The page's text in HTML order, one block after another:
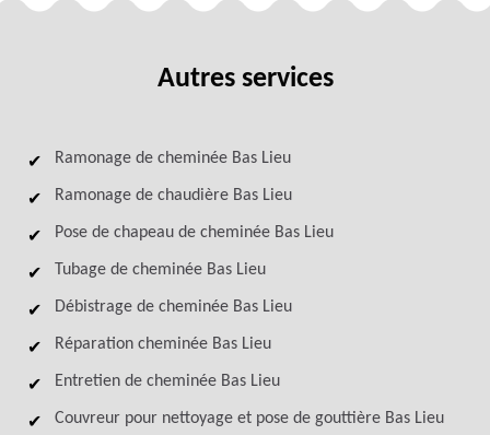
Autres services
Ramonage de cheminée Bas Lieu
Ramonage de chaudière Bas Lieu
Pose de chapeau de cheminée Bas Lieu
Tubage de cheminée Bas Lieu
Débistrage de cheminée Bas Lieu
Réparation cheminée Bas Lieu
Entretien de cheminée Bas Lieu
Couvreur pour nettoyage et pose de gouttière Bas Lieu